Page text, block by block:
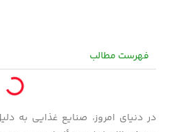
فهرست مطالب
در دنیای امروز، صنایع غذایی به